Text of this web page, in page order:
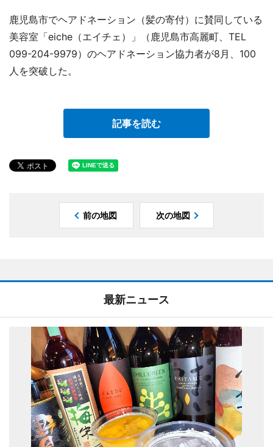
鹿児島市でヘアドネーション（髪の寄付）に賛同している
美容室「eiche（エイチェ）」（鹿児島市高麗町、TEL
099-204-9979）のヘアドネーション協力者が8月、100
人を突破した。
記事を読む
前の地図 次の地図
最新ニュース